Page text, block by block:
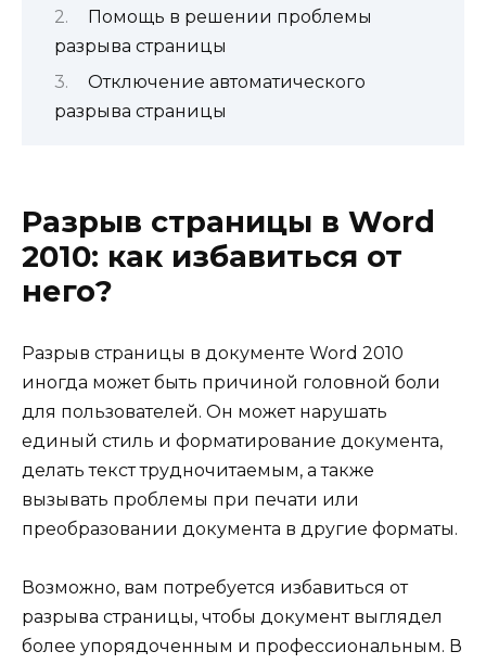
Помощь в решении проблемы
разрыва страницы
Отключение автоматического
разрыва страницы
Разрыв страницы в Word
2010: как избавиться от
него?
Разрыв страницы в документе Word 2010
иногда может быть причиной головной боли
для пользователей. Он может нарушать
единый стиль и форматирование документа,
делать текст трудночитаемым, а также
вызывать проблемы при печати или
преобразовании документа в другие форматы.
Возможно, вам потребуется избавиться от
разрыва страницы, чтобы документ выглядел
более упорядоченным и профессиональным. В